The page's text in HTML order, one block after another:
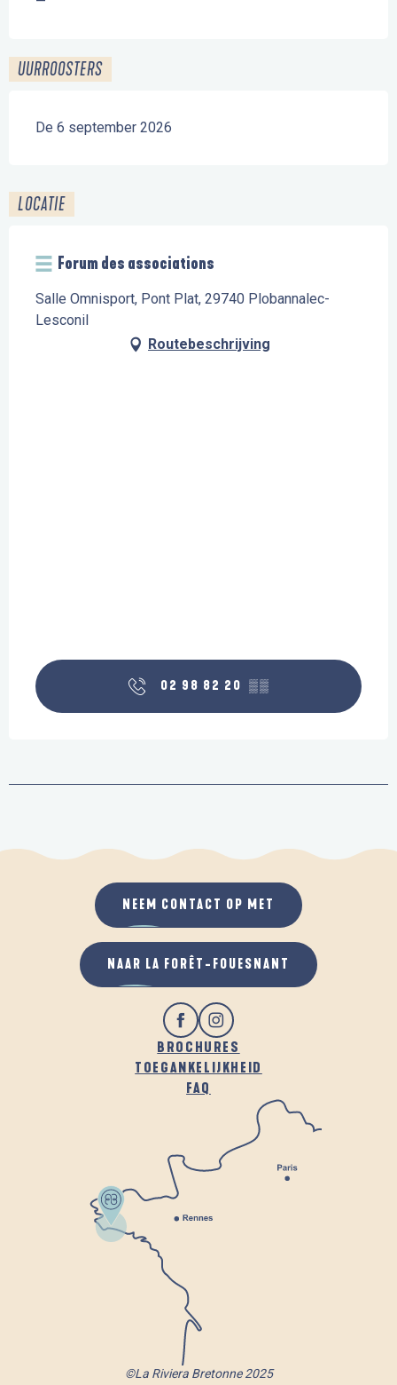
UURROOSTERS
De 6 september 2026
LOCATIE
Forum des associations
Salle Omnisport, Pont Plat, 29740 Plobannalec-
Lesconil
Routebeschrijving
02 98 82 20 ▒▒
BROCHURES
TOEGANKELIJKHEID
FAQ
NEEM CONTACT OP MET
NAAR LA FORÊT-FOUESNANT
©La Riviera Bretonne 2025